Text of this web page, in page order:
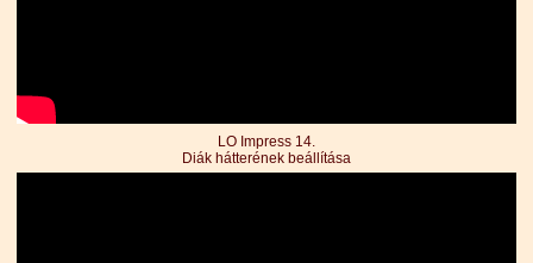
LO Impress 14.
Diák hátterének beállítása